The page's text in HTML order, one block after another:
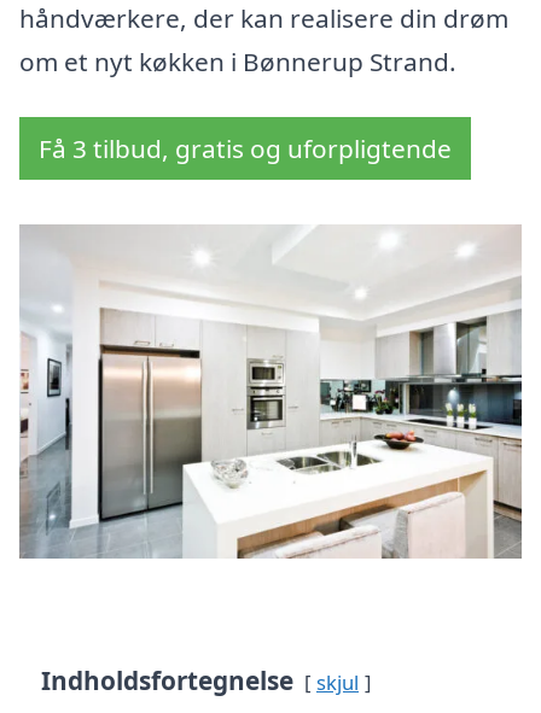
håndværkere, der kan realisere din drøm
om et nyt køkken i Bønnerup Strand.
Få 3 tilbud, gratis og uforpligtende
Indholdsfortegnelse skjul